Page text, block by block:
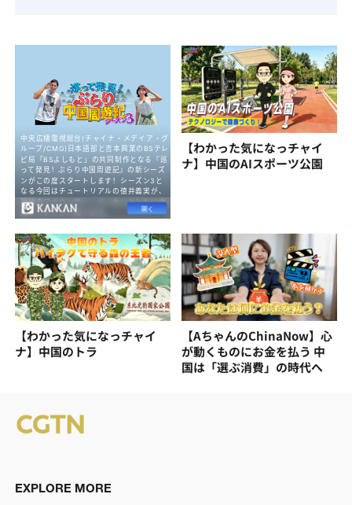
【わかった気になっチャイ
ナ】中国のAIスポーツ公園
【わかった気になっチャイ
ナ】中国のトラ
【AちゃんのChinaNow】心
が動くものにお金を払う 中
国は「選ぶ消費」の時代へ
EXPLORE MORE